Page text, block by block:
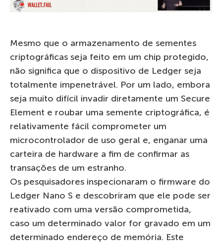
Mesmo que o armazenamento de sementes
criptográficas seja feito em um chip protegido,
não significa que o dispositivo de Ledger seja
totalmente impenetrável. Por um lado, embora
seja muito difícil invadir diretamente um Secure
Element e roubar uma semente criptográfica, é
relativamente fácil comprometer um
microcontrolador de uso geral e, enganar uma
carteira de hardware a fim de confirmar as
transações de um estranho.
Os pesquisadores inspecionaram o firmware do
Ledger Nano S e descobriram que ele pode ser
reativado com uma versão comprometida,
caso um determinado valor for gravado em um
determinado endereço de memória. Este